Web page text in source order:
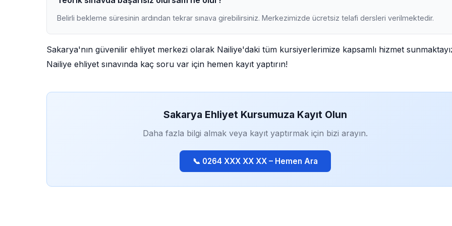
Belirli bekleme süresinin ardından tekrar sınava girebilirsiniz. Merkezimizde ücretsiz telafi dersleri verilmektedir.
Sakarya'nın güvenilir ehliyet merkezi olarak Nailiye'daki tüm kursiyerlerimize kapsamlı hizmet
Nailiye ehliyet sınavında kaç soru var için hemen kayıt yaptırın!
Sakarya Ehliyet Kursumuza Kayıt Olun
Daha fazla bilgi almak veya kayıt yaptırmak için bizi arayın.
📞 0264 XXX XX XX – Hemen Ara